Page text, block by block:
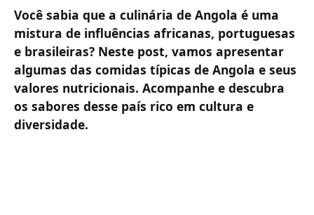
Você sabia que a culinária de Angola é uma
mistura de influências africanas, portuguesas
e brasileiras? Neste post, vamos apresentar
algumas das comidas típicas de Angola e seus
valores nutricionais. Acompanhe e descubra
os sabores desse país rico em cultura e
diversidade.